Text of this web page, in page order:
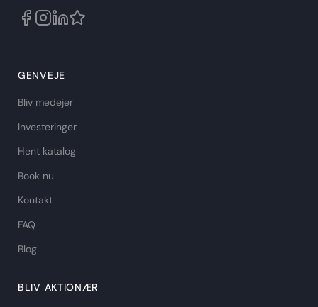
GENVEJE
Bliv medejer
Investeringer
Hent katalog
Book nu
Kontakt
FAQ
Blog
BLIV AKTIONÆR